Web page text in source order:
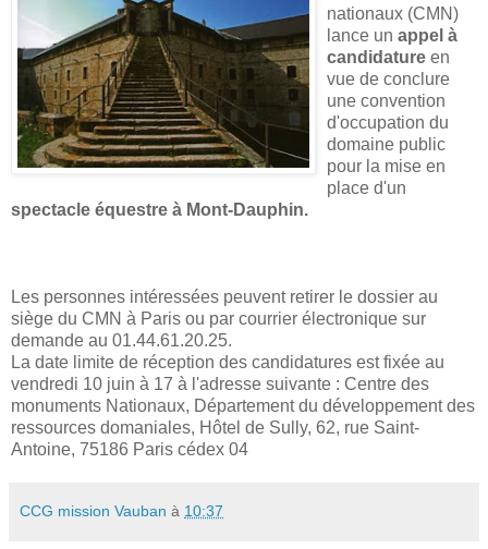
nationaux (CMN)
lance un appel à
candidature en
vue de conclure
une convention
d'occupation du
domaine public
pour la mise en
place d'un
spectacle équestre à Mont-Dauphin.
Les personnes intéressées peuvent retirer le dossier au
siège du CMN à Paris ou par courrier électronique sur
demande au 01.44.61.20.25.
La date limite de réception des candidatures est fixée au
vendredi 10 juin à 17 à l'adresse suivante : Centre des
monuments Nationaux, Département du développement des
ressources domaniales, Hôtel de Sully, 62, rue Saint-
Antoine, 75186 Paris cédex 04
CCG mission Vauban à 10:37